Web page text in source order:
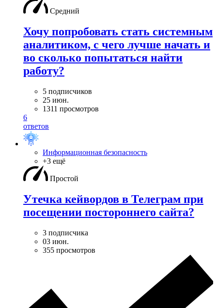
Средний
Хочу попробовать стать системным
аналитиком, с чего лучше начать и
во сколько попытаться найти
работу?
5 подписчиков
25 июн.
1311 просмотров
6
ответов
Информационная безопасность
+3 ещё
Простой
Утечка кейвордов в Телеграм при
посещении постороннего сайта?
3 подписчика
03 июн.
355 просмотров